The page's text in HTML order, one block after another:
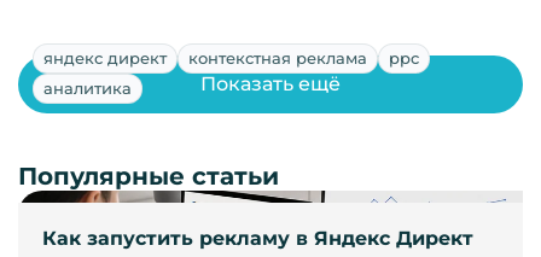
яндекс директ контекстная реклама
ppc
аналитика
Как запустить рекламу в Яндекс Директ
Показать ещё
Популярные статьи